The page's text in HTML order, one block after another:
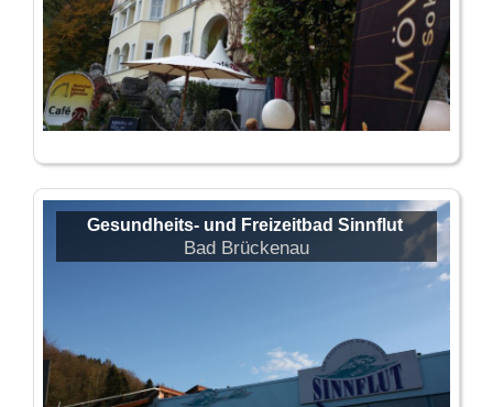
Gesundheits- und Freizeitbad Sinnflut
Bad Brückenau